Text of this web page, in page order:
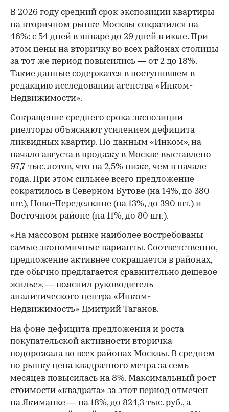
В 2026 году средний срок экспозиции квартиры
на вторичном рынке Москвы сократился на
46%: с 54 дней в январе до 29 дней в июле. При
этом цены на вторичку во всех районах столицы
за тот же период повысились — от 2 до 18%.
Такие данные содержатся в поступившем в
редакцию исследовании агенства «Инком-
Недвижимости».
Сокращение среднего срока экспозиции
риелторы объясняют усилением дефицита
ликвидных квартир. По данным «Инком», на
начало августа в продажу в Москве выставлено
97,7 тыс. лотов, что на 2,5% ниже, чем в начале
года. При этом сильнее всего предложение
сократилось в Северном Бутове (на 14%, до 380
шт.), Ново-Переделкине (на 13%, до 390 шт.) и
Восточном районе (на 11%, до 80 шт.).
«На массовом рынке наиболее востребованы
самые экономичные варианты. Соответственно,
предложение активнее сокращается в районах,
где обычно предлагается сравнительно дешевое
жилье», — пояснил руководитель
аналитического центра «Инком-
Недвижимость» Дмитрий Таганов.
На фоне дефицита предложения и роста
покупательской активности вторичка
подорожала во всех районах Москвы. В среднем
по рынку цена квадратного метра за семь
месяцев повысилась на 8%. Максимальный рост
стоимости «квадрата» за этот период отмечен
на Якиманке — на 18%, до 824,3 тыс. руб., а